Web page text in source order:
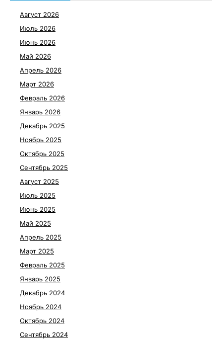
Август 2026
Июль 2026
Июнь 2026
Май 2026
Апрель 2026
Март 2026
Февраль 2026
Январь 2026
Декабрь 2025
Ноябрь 2025
Октябрь 2025
Сентябрь 2025
Август 2025
Июль 2025
Июнь 2025
Май 2025
Апрель 2025
Март 2025
Февраль 2025
Январь 2025
Декабрь 2024
Ноябрь 2024
Октябрь 2024
Сентябрь 2024